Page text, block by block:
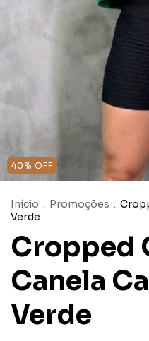
40% OFF
Início . Promoções .
Verde
Cropped
Canela
Verde